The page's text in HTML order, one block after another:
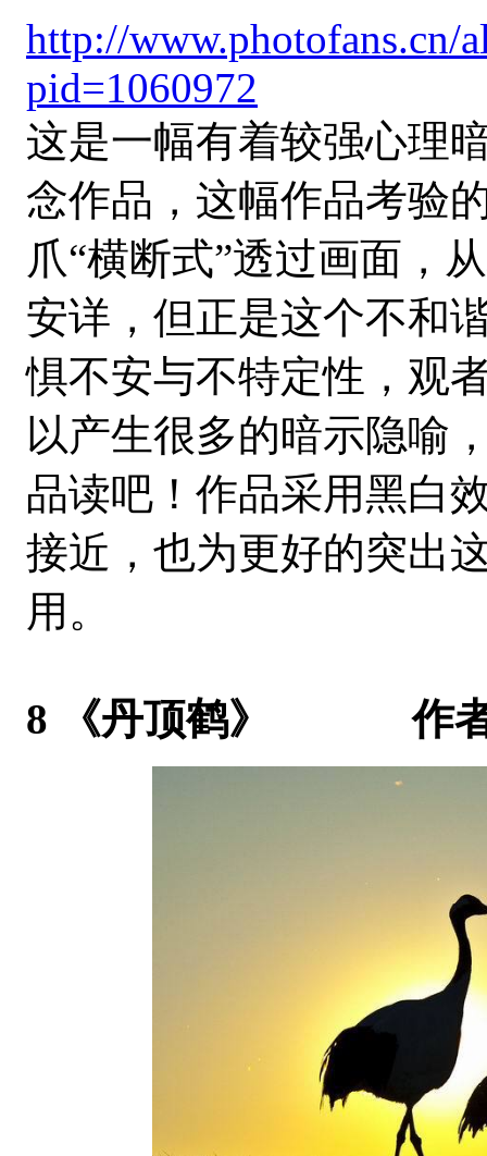
http://www.photofans.cn/
pid=1060972
这是一幅有着较强心理
念作品，这幅作品考验
爪“横断式”透过画面，
安详，但正是这个不和
惧不安与不特定性，观
以产生很多的暗示隐喻
品读吧！作品采用黑白
接近，也为更好的突出
用。
8 《丹顶鹤》 作者